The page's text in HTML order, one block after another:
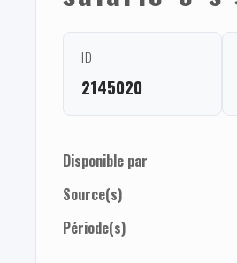
ID
2145020
Disponible par
Source(s)
Période(s)